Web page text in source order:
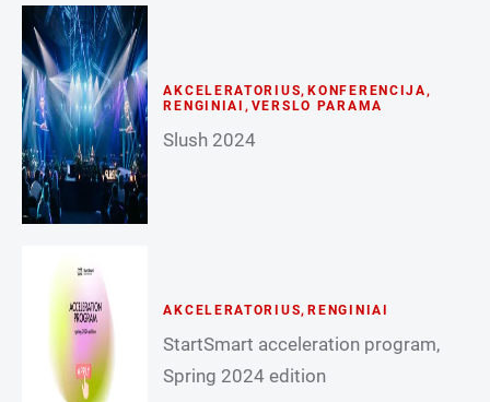
AKCELERATORIUS, KONFERENCIJA,
RENGINIAI , VERSLO PARAMA
Slush 2024
AKCELERATORIUS, RENGINIAI
StartSmart acceleration program,
Spring 2024 edition